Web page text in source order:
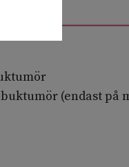
(endast på